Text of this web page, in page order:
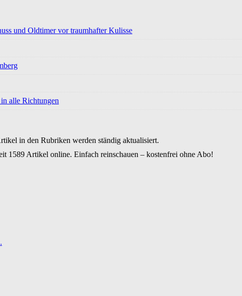
und Oldtimer vor traumhafter Kulisse
alle Richtungen
in den Rubriken werden ständig aktualisiert.
1589 Artikel online. Einfach reinschauen – kostenfrei ohne Abo!